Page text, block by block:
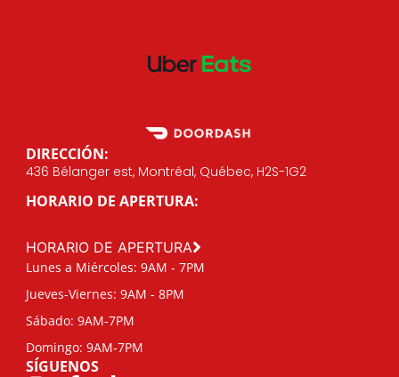
DIRECCIÓN:
436 Bélanger est, Montréal, Québec, H2S-1G2
HORARIO DE APERTURA:
HORARIO DE APERTURA
Lunes a Miércoles: 9AM - 7PM
Jueves-Viernes: 9AM - 8PM
Sábado: 9AM-7PM
Domingo: 9AM-7PM
SÍGUENOS